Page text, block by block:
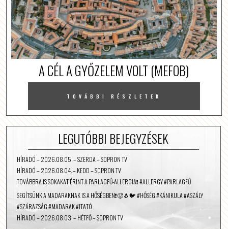
A CÉL A GYŐZELEM VOLT (MEFOB)
TOVÁBBI RÉSZLETEK
LEGUTÓBBI BEJEGYZÉSEK
HÍRADÓ – 2026.08.05. – SZERDA – SOPRON TV
HÍRADÓ – 2026.08.04. – KEDD – SOPRON TV
TOVÁBBRA IS SOKAKAT ÉRINT A PARLAGFŰ-ALLERGIA❗️ #ALLERGY #PARLAGFŰ
SEGÍTSÜNK A MADARAKNAK IS A HŐSÉGBEN❗️🥵🐧🐦 #HŐSÉG #KÁNIKULA #ASZÁLY
#SZÁRAZSÁG #MADARAK #ITATÓ
HÍRADÓ – 2026.08.03. – HÉTFŐ – SOPRON TV